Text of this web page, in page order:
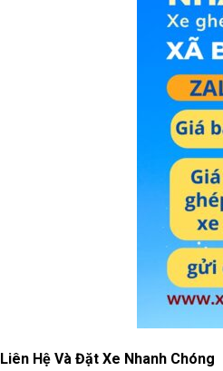
Liên Hệ Và Đặt Xe Nhanh Chóng